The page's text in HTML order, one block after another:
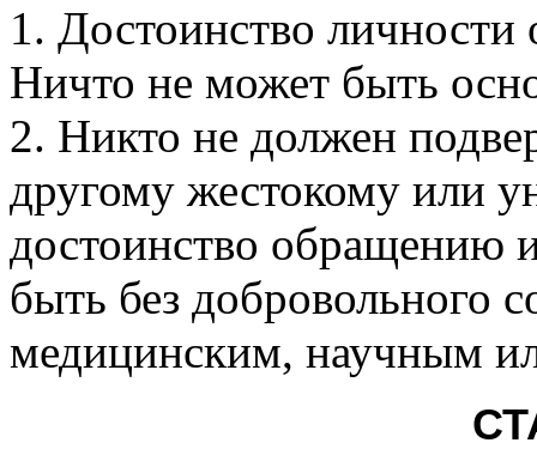
1. Достоинство личности
Ничто не может быть
2. Никто не должен
другому жестокому или
достоинство обращению
быть без добровольного
медицинским, научным